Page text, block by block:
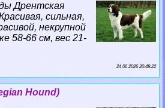
Дрентская
сильная,
некрупной
58-66 см, вес 21-
24 06 2026 20:48:22
Hound)